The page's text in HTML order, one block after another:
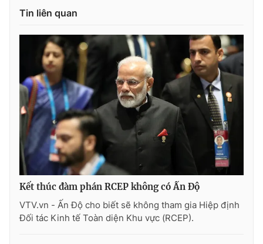
THỜI BÁO VTV
Theo dõi báo trên
Cơ quan chủ quản:
Đài Truyền hình Việt Nam
Cơ quan báo chí:Thời báo VTV
Giấy phép hoạt động báo in và báo điện tử số 483/GP-BTTTT
cấp ngày 29/12/2023
Tổng Biên tập:Vũ Thanh Thủy
Phó Tổng Biên tập: Nguyễn Thị Mỹ Hạnh, Phạm Quốc Thắng,
Nguyễn Trọng Ninh
Tin liên quan
Kết thúc đàm phán RCEP không có Ấn Độ
VTV.vn - Ấn Độ cho biết sẽ không tham gia Hiệp định
Đối tác Kinh tế Toàn diện Khu vực (RCEP).